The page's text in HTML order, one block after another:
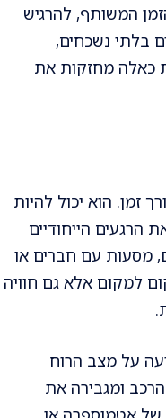
המשותף, להרגיש
בלתי נשכחים,
כאלה מחזקות את
זמן. הוא יכול להיות
הרגעים הייחודיים
מסעות עם חברים או
למקום אלא גם חוויה
על מצב הרוח
ומגבירה את